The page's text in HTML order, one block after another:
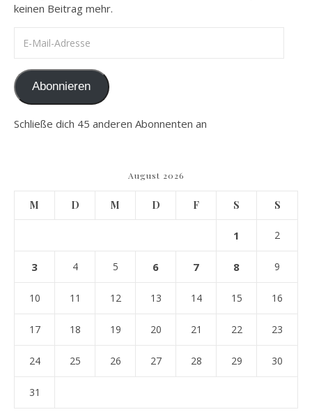
keinen Beitrag mehr.
Abonnieren
Schließe dich 45 anderen Abonnenten an
August 2026
M D M D F S S
1 2
3 4 5 6 7 8 9
10 11 12 13 14 15 16
17 18 19 20 21 22 23
24 25 26 27 28 29 30
31